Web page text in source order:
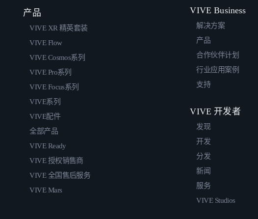
产品
VIVE XR 精英套装
VIVE Flow
VIVE Cosmos系列
VIVE Pro系列
VIVE Focus系列
VIVE系列
VIVE配件
全部产品
VIVE Ready
VIVE 授权销售商
VIVE 全国售后服务
VIVE Mars
VIVE Business
解决方案
产品
合作伙伴计划
行业应用案例
支持
VIVE 开发者
发现
开发
分发
新闻
服务
VIVE Studios